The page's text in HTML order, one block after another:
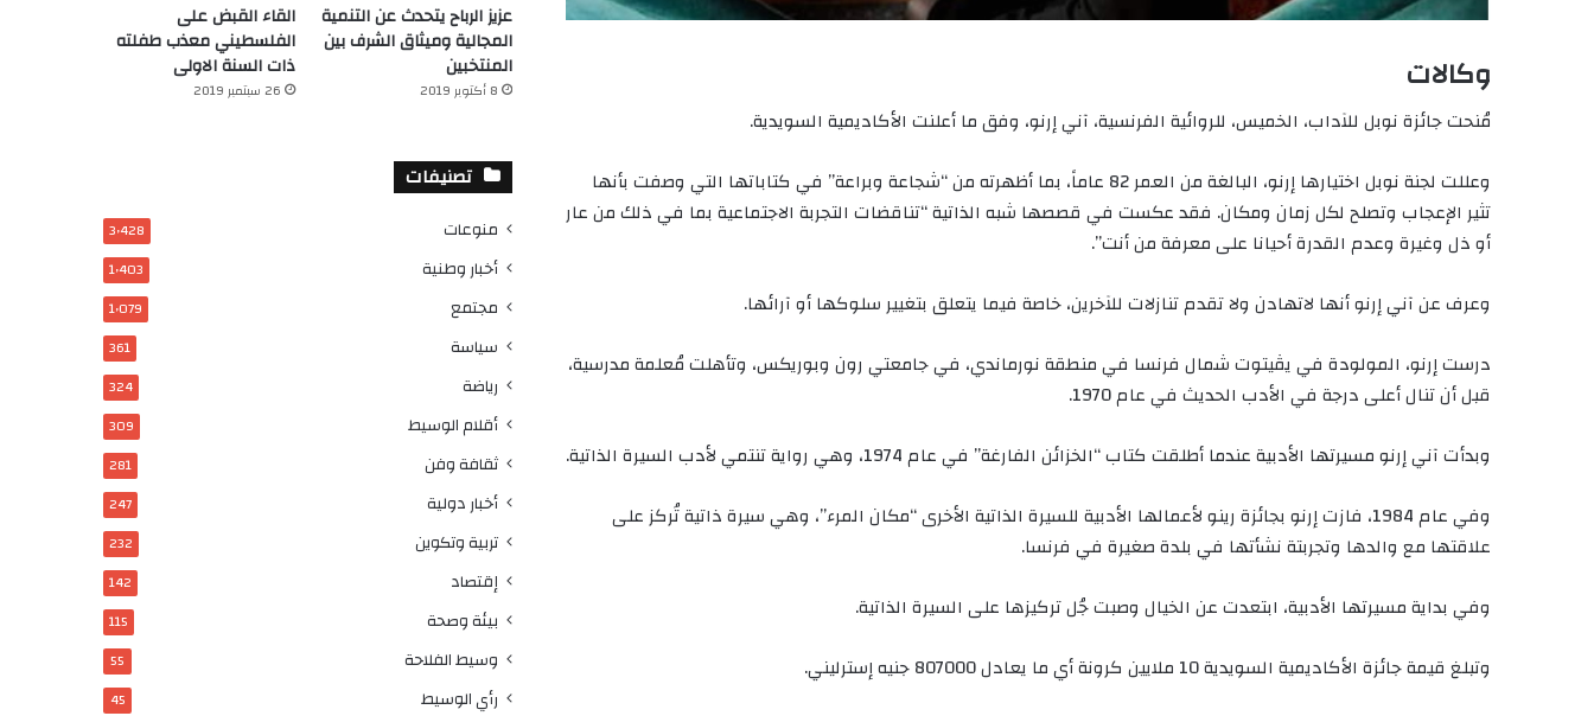
وكالات
مُنحت جائزة نوبل للآداب، الخميس، للروائية الفرنسية، آني إرنو، وفق ما أعلنت الأكاديمية السويدية.
وعللت لجنة نوبل اختيارها إرنو، البالغة من العمر 82 عاماً، بما أظهرته من “شجاعة وبراعة” في كتاباتها التي وصفت بأنها
تثير الإعجاب وتصلح لكل زمان ومكان. فقد عكست في قصصها شبه الذاتية “تناقضات التجربة الاجتماعية بما في ذلك من عار
أو ذل وغيرة وعدم القدرة أحيانا على معرفة من أنت”.
وعرف عن آني إرنو أنها لاتهادن ولا تقدم تنازلات للآخرين، خاصة فيما يتعلق بتغيير سلوكها أو آرائها.
درست إرنو، المولودة في يڤيتوت شمال فرنسا في منطقة نورماندي، في جامعتي رون وبوريكس، وتأهلت مُعلمة مدرسية،
قبل أن تنال أعلى درجة في الأدب الحديث في عام 1970.
وبدأت آني إرنو مسيرتها الأدبية عندما أطلقت كتاب “الخزائن الفارغة” في عام 1974، وهي رواية تنتمي لأدب السيرة الذاتية.
وفي عام 1984، فازت إرنو بجائزة رينو لأعمالها الأدبية للسيرة الذاتية الأخرى “مكان المرء”، وهي سيرة ذاتية تُركز على
علاقتها مع والدها وتجربتة نشأتها في بلدة صغيرة في فرنسا.
وفي بداية مسيرتها الأدبية، ابتعدت عن الخيال وصبت جُل تركيزها على السيرة الذاتية.
وتبلغ قيمة جائزة الأكاديمية السويدية 10 ملايين كرونة أي ما يعادل 807000 جنيه إسترليني.
عزيز الرباح يتحدث عن التنمية
المجالية وميثاق الشرف بين
المنتخبين
8 أكتوبر 2019
القاء القبض على
الفلسطيني معذب طفلته
ذات السنة الاولى
26 سبتمبر 2019
تصنيفات
منوعات 3٬428
أخبار وطنية 1٬403
مجتمع 1٬079
سياسة 361
رياضة 324
أقلام الوسيط 309
ثقافة وفن 281
أخبار دولية 247
تربية وتكوين 232
إقتصاد 142
بيئة وصحة 115
وسيط الفلاحة 55
رأي الوسيط 45